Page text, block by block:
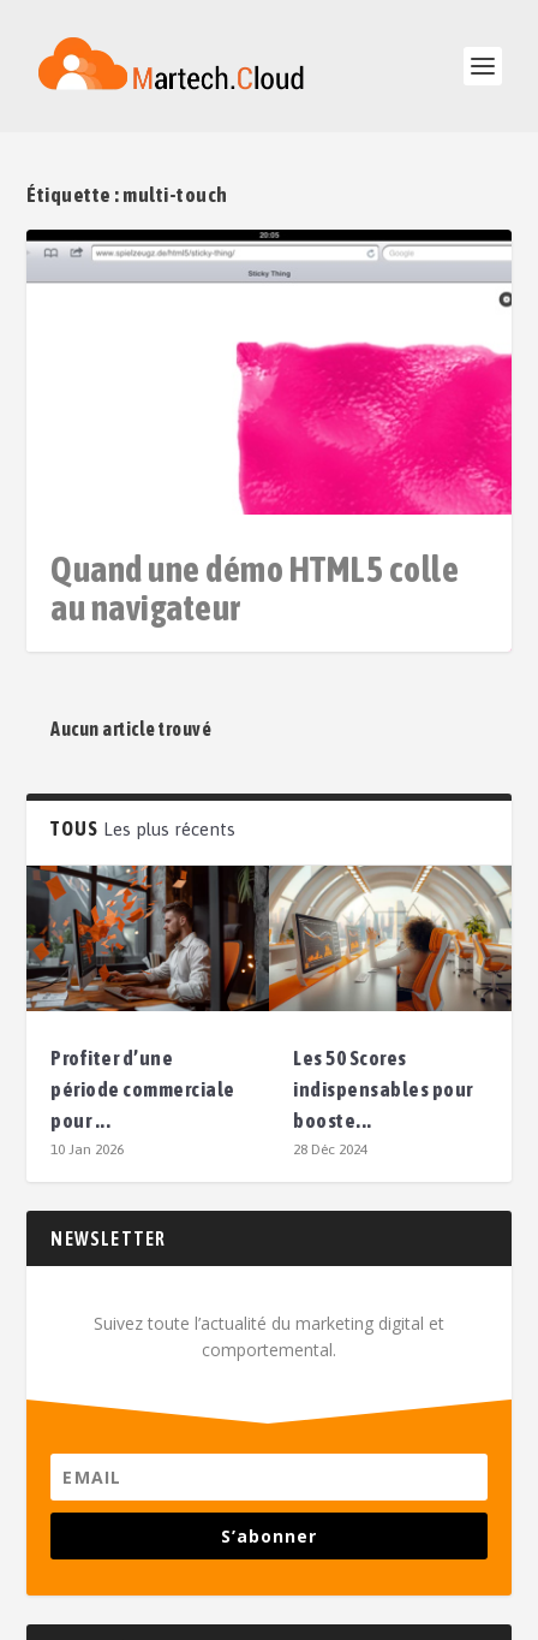
Étiquette : multi-touch
Quand une démo HTML5 colle
au navigateur
Aucun article trouvé
TOUS Les plus récents
Profiter d’une
période commerciale
pour ...
10 Jan 2026
Les 50 Scores
indispensables pour
booste...
28 Déc 2024
NEWSLETTER
Suivez toute l’actualité du marketing digital et
comportemental.
S’abonner